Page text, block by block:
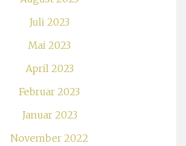
Juli 2023
Mai 2023
April 2023
Februar 2023
Januar 2023
November 2022